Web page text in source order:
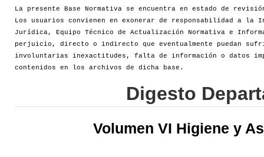
La presente Base Normativa se encuentra en estado de
Los usuarios convienen en exonerar de responsabilidad a la
Jurídica, Equipo Técnico de Actualización Normativa e
perjuicio, directo o indirecto que eventualmente puedan
involuntarias inexactitudes, falta de información o datos
contenidos en los archivos de dicha base.
Digesto
Volumen VI Higiene y